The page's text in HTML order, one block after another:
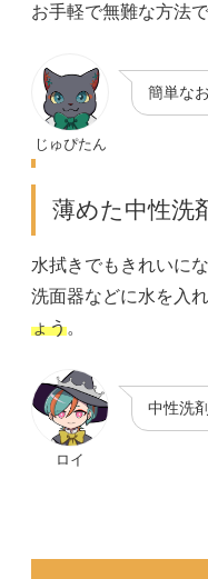
お手軽で無難な方法
じゅぴたん
簡単な
薄めた中性洗
水拭きでもきれいに
洗面器などに水を入
ょう
ロイ
中性洗